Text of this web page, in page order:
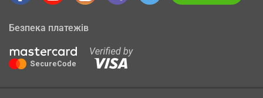
Безпека платежів